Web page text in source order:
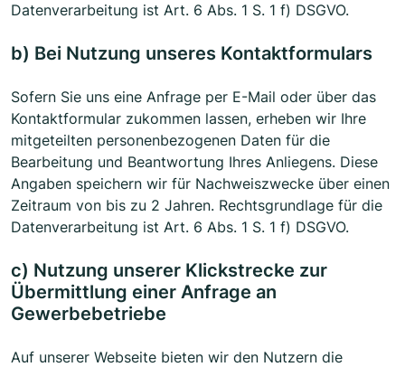
Datenverarbeitung ist Art. 6 Abs. 1 S. 1 f) DSGVO.
b) Bei Nutzung unseres Kontaktformulars
Sofern Sie uns eine Anfrage per E-Mail oder über das
Kontaktformular zukommen lassen, erheben wir Ihre
mitgeteilten personenbezogenen Daten für die
Bearbeitung und Beantwortung Ihres Anliegens. Diese
Angaben speichern wir für Nachweiszwecke über einen
Zeitraum von bis zu 2 Jahren. Rechtsgrundlage für die
Datenverarbeitung ist Art. 6 Abs. 1 S. 1 f) DSGVO.
c) Nutzung unserer Klickstrecke zur
Übermittlung einer Anfrage an
Gewerbebetriebe
Auf unserer Webseite bieten wir den Nutzern die